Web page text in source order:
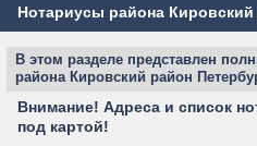
Нотариусы района Кировский
В этом разделе представлен
района Кировский район
Внимание! Адреса и список
под картой!